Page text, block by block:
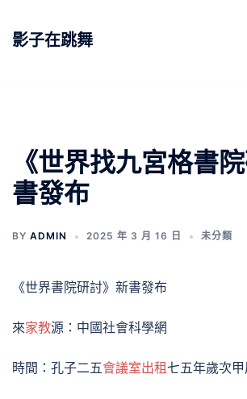
影子在跳舞
《世界找九宮格書
書發布
BY ADMIN 2025 年 3 月 16 日 未分類
《世界書院研討》新書發布
來家教源：中國社會科學網
時間：孔子二五會議室出租七五年歲次